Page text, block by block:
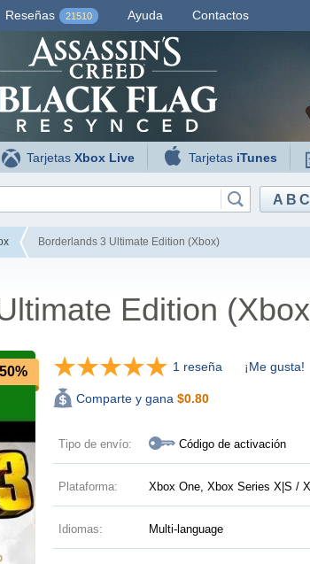
Reseñas 21510 Ayuda Contactos
TarjetasXbox Live Tarjetas iTunes
Borderlands 3 Ultimate Edition (Xbox)
Edition
1 reseña ¡Me gusta!
Comparte y gana $0.80
Tipo de envío: Código de activación
Plataforma: Xbox One, Xbox Series X|S /
Idiomas: Multi-language